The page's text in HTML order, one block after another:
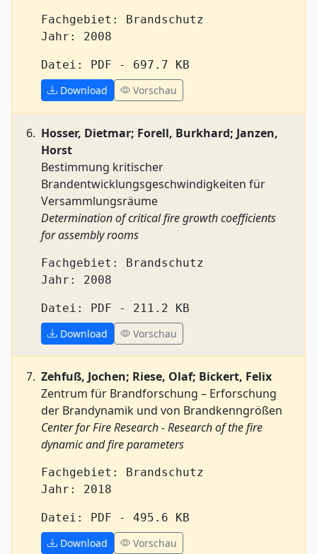
Fachgebiet: Brandschutz
Jahr: 2008
Datei: PDF - 697.7 KB
Download
Vorschau
Hosser, Dietmar; Forell, Burkhard; Janzen,
Horst
Bestimmung kritischer
Brandentwicklungsgeschwindigkeiten für
Versammlungsräume
Determination of critical fire growth coefficients
for assembly rooms
Fachgebiet: Brandschutz
Jahr: 2008
Datei: PDF - 211.2 KB
Download
Vorschau
Zehfuß, Jochen; Riese, Olaf; Bickert, Felix
Zentrum für Brandforschung – Erforschung
der Brandynamik und von Brandkenngrößen
Center for Fire Research - Research of the fire
dynamic and fire parameters
Fachgebiet: Brandschutz
Jahr: 2018
Datei: PDF - 495.6 KB
Download
Vorschau